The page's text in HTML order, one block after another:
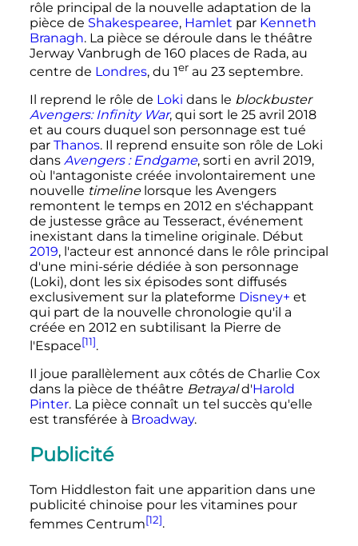
rôle principal de la nouvelle adaptation de la
pièce de Shakespearee, Hamlet par Kenneth
Branagh. La pièce se déroule dans le théâtre
Jerway Vanbrugh de 160 places de Rada, au
centre de Londres, du 1erau 23 septembre.
Il reprend le rôle de Loki dans le blockbuster
Avengers: Infinity War, qui sort le 25 avril 2018
et au cours duquel son personnage est tué
par Thanos. Il reprend ensuite son rôle de Loki
dans Avengers : Endgame, sorti en avril 2019,
où l'antagoniste créée involontairement une
nouvelle timelinelorsque les Avengers
remontent le temps en 2012 en s'échappant
de justesse grâce au Tesseract, événement
inexistant dans la timeline originale. Début
2019, l'acteur est annoncé dans le rôle principal
d'une mini-série dédiée à son personnage
(Loki), dont les six épisodes sont diffusés
exclusivement sur la plateforme Disney+ et
qui part de la nouvelle chronologie qu'il a
créée en 2012 en subtilisant la Pierre de
l'Espace[11].
Il joue parallèlement aux côtés de Charlie Cox
dans la pièce de théâtre Betrayald'Harold
Pinter. La pièce connaît un tel succès qu'elle
est transférée à Broadway.
Publicité
Tom Hiddleston fait une apparition dans une
publicité chinoise pour les vitamines pour
femmes Centrum[12].